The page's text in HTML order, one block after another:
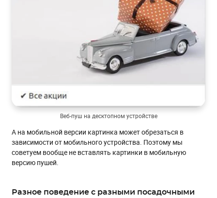
Веб-пуш на десктопном устройстве
А на мобильной версии картинка может обрезаться в
зависимости от мобильного устройства. Поэтому мы
советуем вообще не вставлять картинки в мобильную
версию пушей.
Разное поведение с разными посадочными